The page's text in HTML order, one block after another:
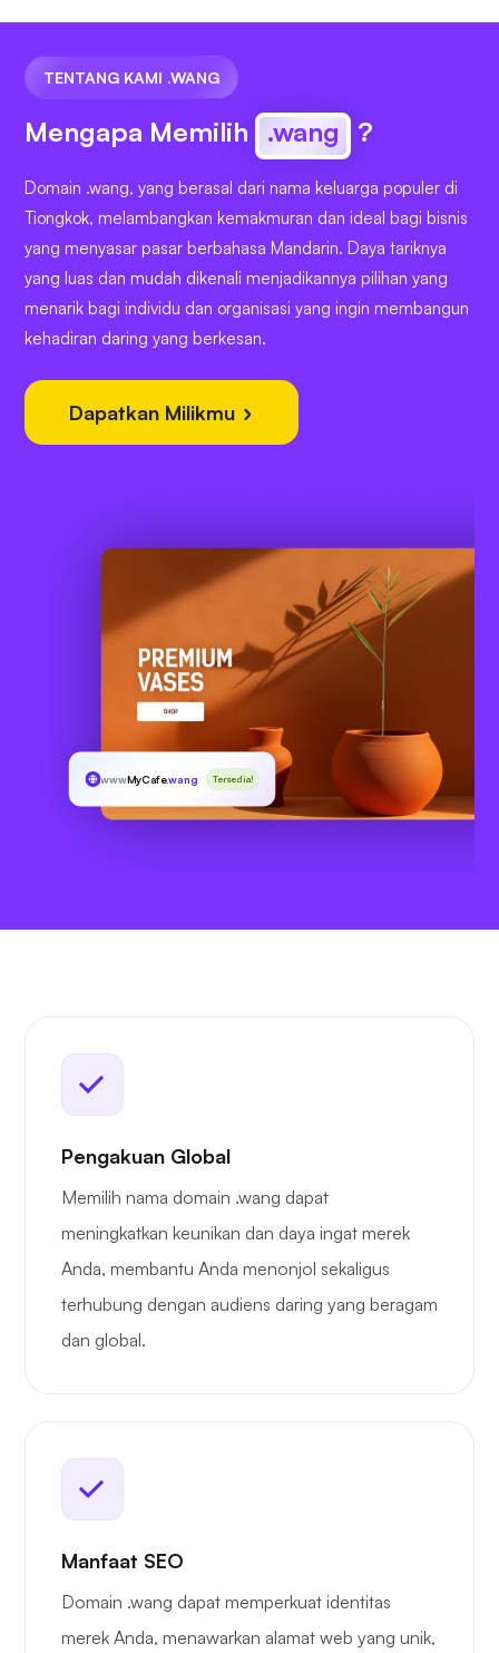
TENTANG KAMI .WANG
Mengapa Memilih .wang ?
Domain .wang, yang berasal dari nama keluarga populer di
Tiongkok, melambangkan kemakmuran dan ideal bagi bisnis
yang menyasar pasar berbahasa Mandarin. Daya tariknya
yang luas dan mudah dikenali menjadikannya pilihan yang
menarik bagi individu dan organisasi yang ingin membangun
kehadiran daring yang berkesan.
Dapatkan Milikmu
wwwMyCafe.wang Tersedia!
Pengakuan Global
Memilih nama domain .wang dapat
meningkatkan keunikan dan daya ingat merek
Anda, membantu Anda menonjol sekaligus
terhubung dengan audiens daring yang beragam
dan global.
Manfaat SEO
Domain .wang dapat memperkuat identitas
merek Anda, menawarkan alamat web yang unik,